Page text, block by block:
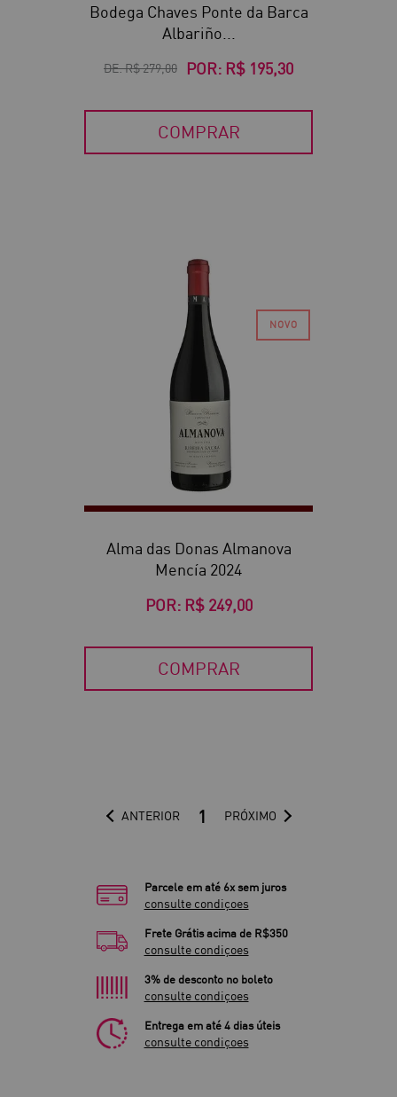
Bodega Chaves Ponte da Barca
Albariño...
DE:R$ 279,00 POR: R$ 195,30
COMPRAR
Alma das Donas Almanova
Mencía 2024
POR: R$ 249,00
COMPRAR
ANTERIOR 1 PRÓXIMO
Parcele em até 6x sem juros
consulte condiçoes
Frete Grátis acima de R$350
consulte condiçoes
3% de desconto no boleto
consulte condiçoes
Entrega em até 4 dias úteis
consulte condiçoes